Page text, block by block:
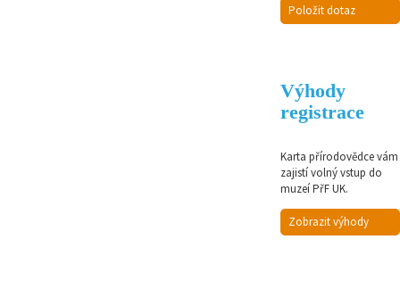
Položit dotaz
Výhody
registrace
Karta přírodovědce vám
zajistí volný vstup do
muzeí PřF UK.
Zobrazit výhody